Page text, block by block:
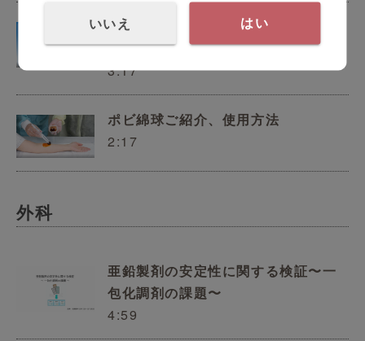
サルバ吸水シート・超吸水マットご
紹介
3:17
ポビ綿球ご紹介、使用方法
2:17
外科
亜鉛製剤の安定性に関する検証〜一
包化調剤の課題〜
4:59
いいえ はい